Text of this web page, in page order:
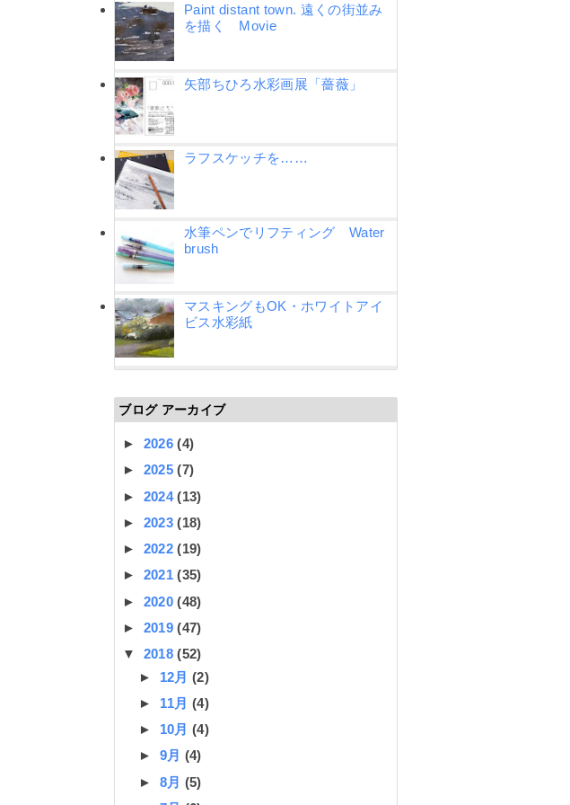
Paint distant town. 遠くの街並み
を描く Movie
矢部ちひろ水彩画展「薔薇」
ラフスケッチを……
水筆ペンでリフティング Water
brush
マスキングもOK・ホワイトアイ
ビス水彩紙
ブログ アーカイブ
► 2026(4)
► 2025(7)
► 2024(13)
► 2023(18)
► 2022(19)
► 2021(35)
► 2020(48)
► 2019(47)
▼ 2018(52)
► 12月 (2)
► 11月 (4)
► 10月 (4)
► 9月 (4)
► 8月 (5)